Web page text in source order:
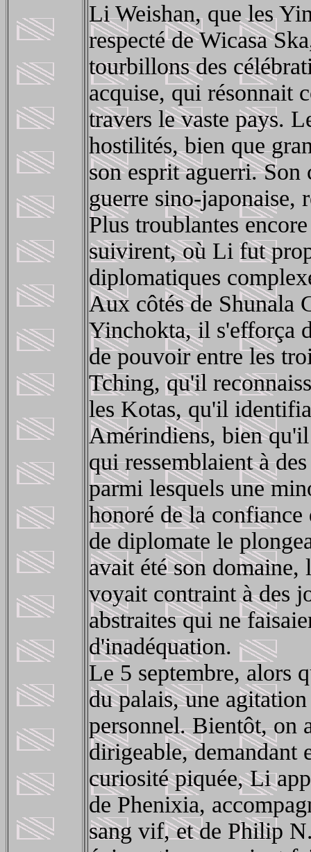
Li Weishan, que les
respecté de Wicasa
tourbillons des
acquise, qui résonnait
travers le vaste pays.
hostilités, bien que
son esprit aguerri.
guerre sino-japonaise,
Plus troublantes
suivirent, où Li fut
diplomatiques
Aux côtés de Shunala
Yinchokta, il s'efforça
de pouvoir entre les
Tching, qu'il
les Kotas, qu'il
Amérindiens, bien
qui ressemblaient à
parmi lesquels une
honoré de la
de diplomate le
avait été son domaine,
voyait contraint à des
abstraites qui ne
d'inadéquation.
Le 5 septembre, alors
du palais, une
personnel. Bientôt, on
dirigeable, demandant
curiosité piquée, Li
de Phenixia,
sang vif, et de Philip